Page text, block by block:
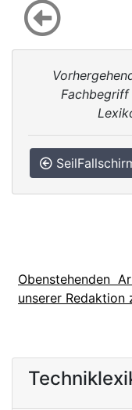
Fachbegriff
Obenstehenden
unserer Redaktion